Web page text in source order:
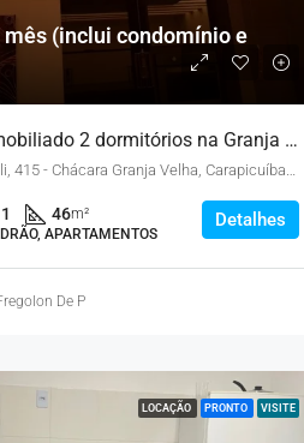
mês (inclui condomínio e
Apartamento mobiliado 2 dormitórios na Granja Viana
Estrada João Fasoli, 415 - Chácara Granja Velha, Carapicuíba - SP, Brasil
1 46m²
APARTAMENTOS
Detalhes
De Pietro
LOCAÇÃO PRONTO VISITE